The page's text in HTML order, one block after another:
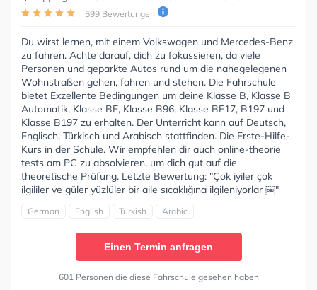
599 Bewertungen
Du wirst lernen, mit einem Volkswagen und Mercedes-Benz
zu fahren. Achte darauf, dich zu fokussieren, da viele
Personen und geparkte Autos rund um die nahegelegenen
Wohnstraßen gehen, fahren und stehen. Die Fahrschule
bietet Exzellente Bedingungen um deine Klasse B, Klasse B
Automatik, Klasse BE, Klasse B96, Klasse BF17, B197 und
Klasse B197 zu erhalten. Der Unterricht kann auf Deutsch,
Englisch, Türkisch und Arabisch stattfinden. Die Erste-Hilfe-
Kurs in der Schule. Wir empfehlen dir auch online-theorie
tests am PC zu absolvieren, um dich gut auf die
theoretische Prüfung. Letzte Bewertung: "Çok iyiler çok
ilgililer ve güler yüzlüler bir aile sıcaklığına ilgileniyorlar ￼"
German English Turkish Arabic
Einen Termin anfragen
601 Personen die diese Fahrschule gesehen haben